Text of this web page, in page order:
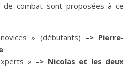
de combat sont proposées à ce
» (débutants) –> Pierre-
» –> Nicolas et les deux